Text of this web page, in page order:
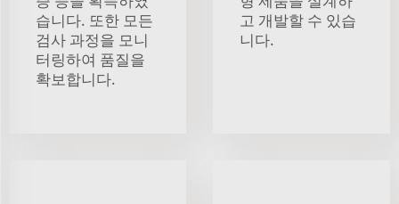
습니다. 또한 모든
검사 과정을 모니
터링하여 품질을
확보합니다.
고 개발할 수 있습
니다.